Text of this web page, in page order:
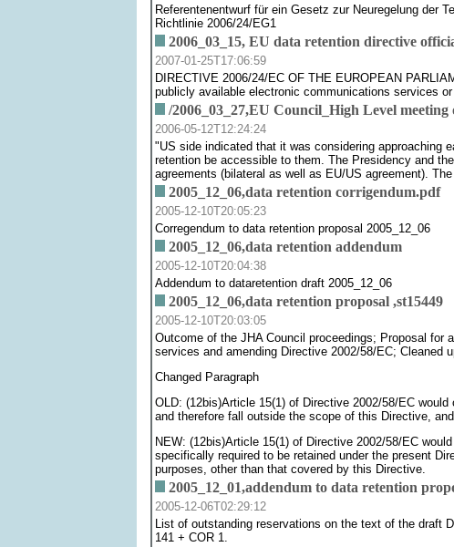
Referentenentwurf für ein Gesetz zur Neuregelung der
Richtlinie 2006/24/EG1
2006_03_15, EU data retention directive
2007-01-25T17:06:59
DIRECTIVE 2006/24/EC OF THE EUROPEAN
publicly available electronic communications services
/2006_03_27,EU Council_High Level
2006-05-12T12:24:24
"US side indicated that it was considering approaching
retention be accessible to them. The Presidency and
agreements (bilateral as well as EU/US agreement).
2005_12_06,data retention corrigendum.pdf
2005-12-10T20:05:23
Corregendum to data retention proposal 2005_12_06
2005_12_06,data retention addendum
2005-12-10T20:04:38
Addendum to dataretention draft 2005_12_06
2005_12_06,data retention proposal ,st15449
2005-12-10T20:03:05
Outcome of the JHA Council proceedings; Proposal
services and amending Directive 2002/58/EC; Cleaned
Changed Paragraph
OLD: (12bis)Article 15(1) of Directive 2002/58/EC
and therefore fall outside the scope of this Directive,
NEW: (12bis)Article 15(1) of Directive 2002/58/EC
specifically required to be retained under the present
purposes, other than that covered by this Directive.
2005_12_01,addendum to data retention
2005-12-06T02:29:12
List of outstanding reservations on the text of the draft
141 + COR 1.